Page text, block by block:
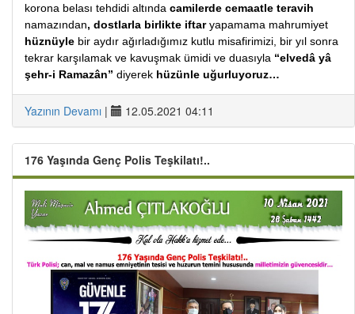
korona belası tehdidi altında camilerde cemaatle teravih
namazından, dostlarla birlikte iftaryapamama mahrumiyet
hüznüyle bir aydır ağırladığımız kutlu misafirimizi, bir yıl sonra
tekrar karşılamak ve kavuşmak ümidi ve duasıyla “elvedâ yâ
şehr-i Ramazân” diyerek hüzünle uğurluyoruz…
Yazının Devamı | 12.05.2021 04:11
176 Yaşında Genç Polis Teşkilatı!..